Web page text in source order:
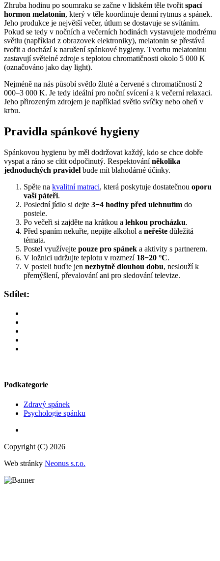
Zhruba hodinu po soumraku se začne v lidském těle tvořit spací
hormon melatonin, který v těle koordinuje denní rytmus a spánek.
Jeho produkce je největší večer, útlum se dostavuje se svítáním.
Pokud se tedy v nočních a večerních hodinách vystavujete modrému
světlu (například z obrazovek elektroniky), melatonin se přestává
tvořit a dochází k narušení spánkové hygieny. Tvorbu melatoninu
zastavují světelné zdroje s teplotou chromatičnosti okolo 5 000 K
(označováno jako day light).
Nejméně na nás působí světlo žluté a červené s chromatičností 2
000–3 000 K. Je tedy ideální pro noční svícení a k večerní relaxaci.
Jeho přirozeným zdrojem je například světlo svíčky nebo oheň v
krbu.
Pravidla spánkové hygieny
Spánkovou hygienu by měl dodržovat každý, kdo se chce dobře
vyspat a ráno se cítit odpočinutý. Respektováníněkolika
jednoduchých pravidel bude mít blahodárné účinky.
Spěte na kvalitní matraci, která poskytuje dostatečnou oporu
vaší páteři.
Poslední jídlo si dejte 3−4 hodiny před ulehnutím do
postele.
Po večeři si zajděte na krátkou a lehkou procházku.
Před spaním nekuřte, nepijte alkohol a neřešte důležitá
témata.
Postel využívejte pouze pro spánek a aktivity s partnerem.
V ložnici udržujte teplotu v rozmezí 18−20 °C.
V posteli buďte jen nezbytně dlouhou dobu, neslouží k
přemýšlení, převalování ani pro sledování televize.
Sdílet:
Podkategorie
Zdravý spánek
Psychologie spánku
Copyright (C) 2026
Web stránky Neonus s.r.o.